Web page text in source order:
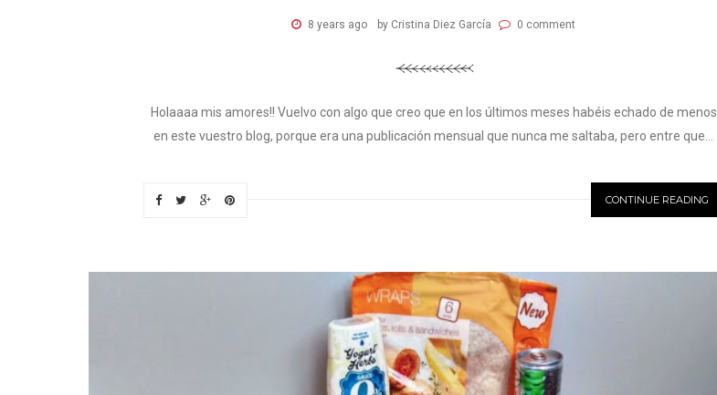
8 years ago by Cristina Diez García 0 comment
Holaaaa mis amores!! Vuelvo con algo que creo que en los últimos meses habéis echado de menos
en este vuestro blog, porque era una publicación mensual que nunca me saltaba, pero entre que...
CONTINUE READING